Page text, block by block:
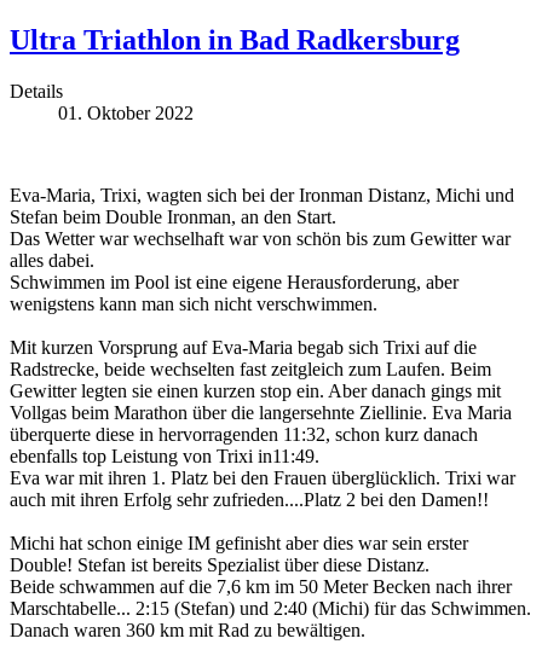
Ultra Triathlon in Bad Radkersburg
Details
01. Oktober 2022
Eva-Maria, Trixi, wagten sich bei der Ironman Distanz, Michi und
Stefan beim Double Ironman, an den Start.
Das Wetter war wechselhaft war von schön bis zum Gewitter war
alles dabei.
Schwimmen im Pool ist eine eigene Herausforderung, aber
wenigstens kann man sich nicht verschwimmen.
Mit kurzen Vorsprung auf Eva-Maria begab sich Trixi auf die
Radstrecke, beide wechselten fast zeitgleich zum Laufen. Beim
Gewitter legten sie einen kurzen stop ein. Aber danach gings mit
Vollgas beim Marathon über die langersehnte Ziellinie. Eva Maria
überquerte diese in hervorragenden 11:32, schon kurz danach
ebenfalls top Leistung von Trixi in11:49.
Eva war mit ihren 1. Platz bei den Frauen überglücklich. Trixi war
auch mit ihren Erfolg sehr zufrieden....Platz 2 bei den Damen!!
Michi hat schon einige IM gefinisht aber dies war sein erster
Double! Stefan ist bereits Spezialist über diese Distanz.
Beide schwammen auf die 7,6 km im 50 Meter Becken nach ihrer
Marschtabelle... 2:15 (Stefan) und 2:40 (Michi) für das Schwimmen.
Danach waren 360 km mit Rad zu bewältigen.